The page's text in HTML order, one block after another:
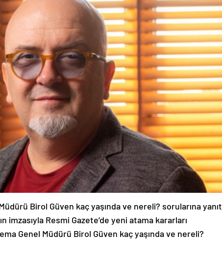
Birol Güven kaç yaşında ve nereli? sorularına yanıt
imzasıyla Resmi Gazete’de yeni atama kararları
Genel Müdürü Birol Güven kaç yaşında ve nereli?